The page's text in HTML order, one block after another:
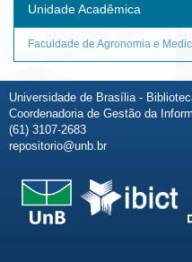
Unidade Acadêmica
Faculdade de Agronomia e
Universidade de Brasília -
Coordenadoria de Gestão da
(61) 3107-2683
repositorio@unb.br